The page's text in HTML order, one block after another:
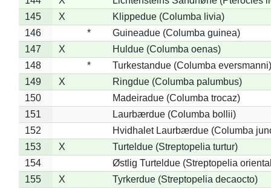
145
X
Klippedue (Columba livia)
146
*
Guineadue (Columba guinea)
147
X
Huldue (Columba oenas)
148
*
Turkestandue (Columba eversmanni)
149
X
Ringdue (Columba palumbus)
150
Madeiradue (Columba trocaz)
151
Laurbærdue (Columba bollii)
152
Hvidhalet Laurbærdue (Columba
153
X
Turteldue (Streptopelia turtur)
154
Østlig Turteldue (Streptopelia
155
X
Tyrkerdue (Streptopelia decaocto)